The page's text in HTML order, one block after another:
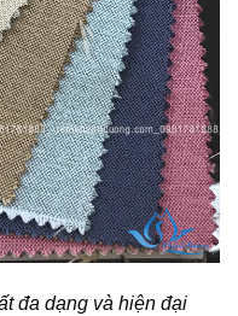
đa dạng và hiện đại